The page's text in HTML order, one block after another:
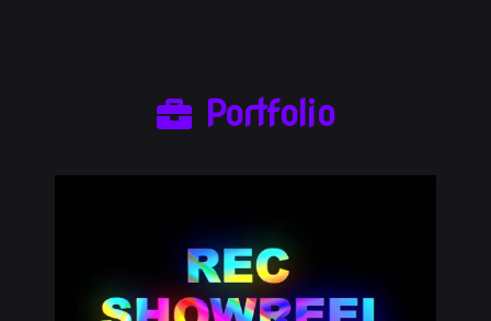
Portfolio